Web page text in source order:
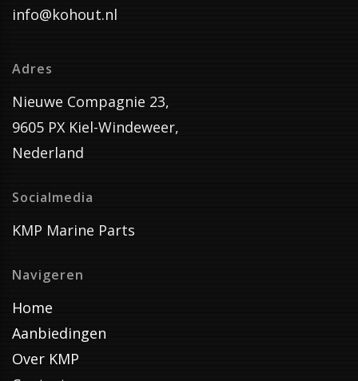
info@kohout.nl
Adres
Nieuwe Compagnie 23,
9605 PX Kiel-Windeweer,
Nederland
Socialmedia
KMP Marine Parts
Navigeren
Home
Aanbiedingen
Over KMP